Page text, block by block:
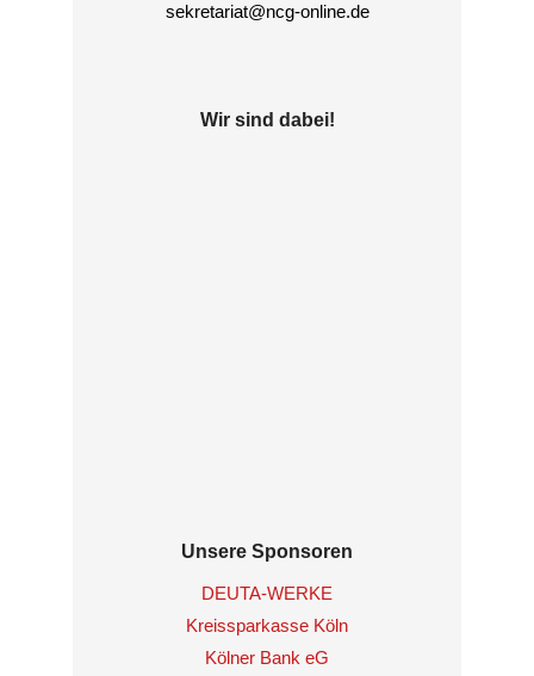
sekretariat@ncg-online.de
Wir sind dabei!
Unsere Sponsoren
DEUTA-WERKE
Kreissparkasse Köln
Kölner Bank eG